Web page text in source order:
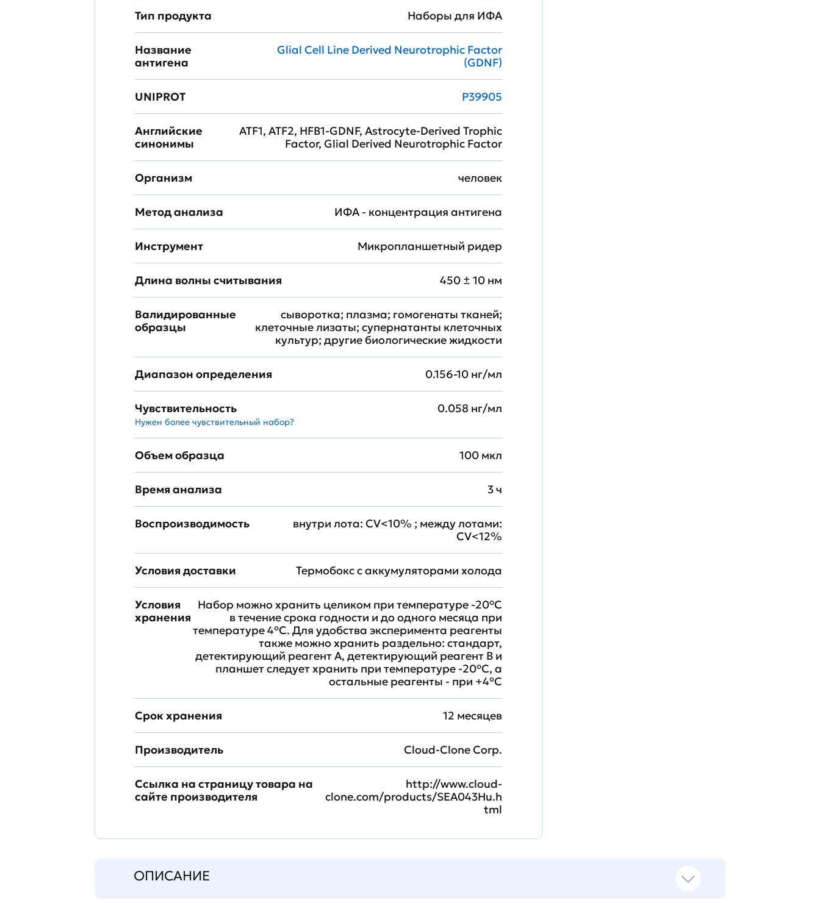
Тип продукта Наборы для ИФА
Название
антигена
Glial Cell Line Derived Neurotrophic Factor
(GDNF)
UNIPROT P39905
Английские
синонимы
ATF1, ATF2, HFB1-GDNF, Astrocyte-Derived Trophic
Factor, Glial Derived Neurotrophic Factor
Организм человек
Метод анализа ИФА - концентрация антигена
Инструмент Микропланшетный ридер
Длина волны считывания 450 ± 10 нм
Валидированные
образцы
сыворотка; плазма; гомогенаты тканей;
клеточные лизаты; супернатанты клеточных
культур; другие биологические жидкости
Диапазон определения 0.156-10 нг/мл
Чувствительность
Нужен более чувствительный набор?
0.058 нг/мл
Объем образца 100 мкл
Время анализа 3 ч
Воспроизводимость
внутри лота: CV<10% ; между лотами:
CV<12%
Условия доставки Термобокс с аккумуляторами холода
Условия
хранения
Набор можно хранить целиком при температуре -20°C
в течение срока годности и до одного месяца при
температуре 4°C. Для удобства эксперимента реагенты
также можно хранить раздельно: стандарт,
детектирующий реагент A, детектирующий реагент B и
планшет следует хранить при температуре -20°C, а
остальные реагенты - при +4°С
Срок хранения 12 месяцев
Производитель Cloud-Clone Corp.
Ссылка на страницу товара на
сайте производителя
http://www.cloud-
clone.com/products/SEA043Hu.h
tml
ОПИСАНИЕ